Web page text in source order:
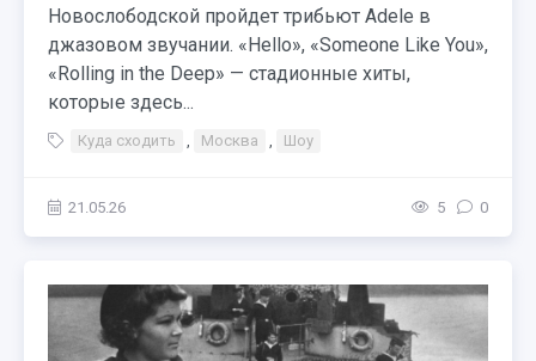
Новослободской пройдет трибьют Adele в
джазовом звучании. «Hello», «Someone Like You»,
«Rolling in the Deep» — стадионные хиты,
которые здесь...
Куда сходить , Москва , Шоу
21.05.26 5 0